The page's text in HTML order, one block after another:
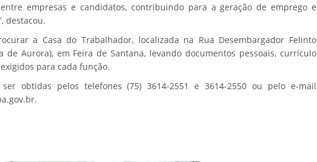
empresas e candidatos, contribuindo para a geração de emprego e
destacou.
a Casa do Trabalhador, localizada na Rua Desembargador Felinto
de Aurora), em Feira de Santana, levando documentos pessoais, currículo
para cada função.
obtidas pelos telefones (75) 3614-2551 e 3614-2550 ou pelo e-mail